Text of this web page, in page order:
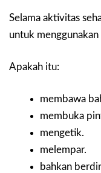
Selama aktivitas
untuk
Apakah itu:
membawa
membuka
mengetik.
melempar.
bahkan